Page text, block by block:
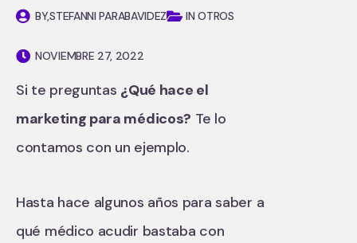
BY,STEFANNI PARABAVIDEZ IN OTROS
NOVIEMBRE 27, 2022
Si te preguntas ¿Qué hace el
marketing para médicos? Te lo
contamos con un ejemplo.
Hasta hace algunos años para saber a
qué médico acudir bastaba con